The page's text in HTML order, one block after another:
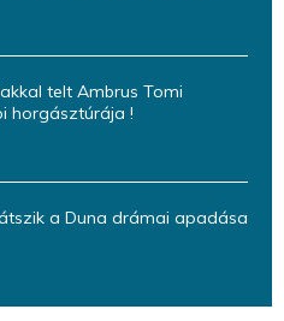
telt Ambrus Tomi
horgásztúrája !
a Duna drámai apadása